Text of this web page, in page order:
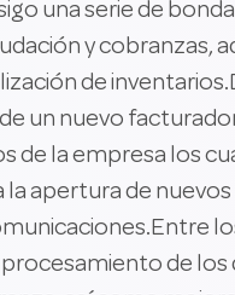
una serie de
y cobranzas,
de
un nuevo
de la empresa los
la apertura de
de